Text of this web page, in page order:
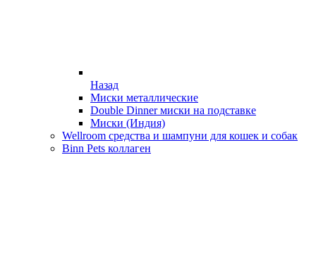
Назад
Миски металлические
Double Dinner миски на подставке
Миски (Индия)
Wellroom средства и шампуни для кошек и собак
Binn Pets коллаген